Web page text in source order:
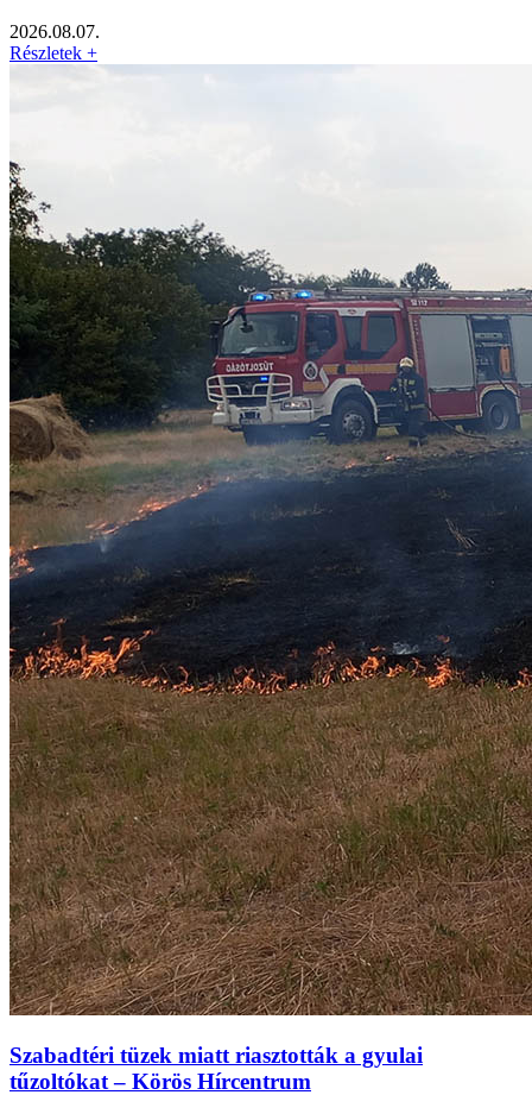
2026.08.07.
Részletek +
Szabadtéri tüzek miatt riasztották a gyulai
tűzoltókat – Körös Hírcentrum